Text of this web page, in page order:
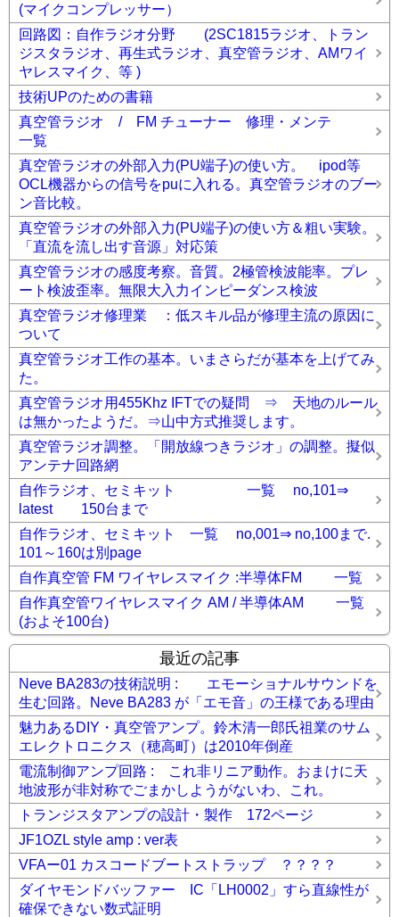
(マイクコンプレッサー）
回路図：自作ラジオ分野 (2SC1815ラジオ、トラン
ジスタラジオ、再生式ラジオ、真空管ラジオ、AMワイ
ヤレスマイク、等 )
技術UPのための書籍
真空管ラジオ / FM チューナー 修理・メンテ
一覧
真空管ラジオの外部入力(PU端子)の使い方。 ipod等
OCL機器からの信号をpuに入れる。真空管ラジオのブー
ン音比較。
真空管ラジオの外部入力(PU端子)の使い方＆粗い実験。
「直流を流し出す音源」対応策
真空管ラジオの感度考察。音質。2極管検波能率。プレ
ート検波歪率。無限大入力インピーダンス検波
真空管ラジオ修理業 ：低スキル品が修理主流の原因に
ついて
真空管ラジオ工作の基本。いまさらだが基本を上げてみ
た。
真空管ラジオ用455Khz IFTでの疑問 ⇒ 天地のルール
は無かったようだ。⇒山中方式推奨します。
真空管ラジオ調整。「開放線つきラジオ」の調整。擬似
アンテナ回路網
自作ラジオ、セミキット 一覧 no,101⇒
latest 150台まで
自作ラジオ、セミキット 一覧 no,001⇒ no,100まで.
101～160は別page
自作真空管 FM ワイヤレスマイク :半導体FM 一覧
自作真空管ワイヤレスマイク AM / 半導体AM 一覧
(およそ100台)
最近の記事
Neve BA283の技術説明 : エモーショナルサウンドを
生む回路。Neve BA283 が「エモ音」の王様である理由
魅力あるDIY・真空管アンプ。鈴木清一郎氏祖業のサム
エレクトロニクス（穂高町）は2010年倒産
電流制御アンプ回路 : これ非リニア動作。おまけに天
地波形が非対称でごまかしようがないわ、これ。
トランジスタアンプの設計・製作 172ページ
JF1OZL style amp : ver表
VFAー01 カスコードブートストラップ ？？？？
ダイヤモンドバッファー IC「LH0002」すら直線性が
確保できない数式証明